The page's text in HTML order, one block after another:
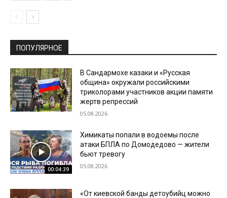
ПОПУЛЯРНОЕ
В Сандармохе казаки и «Русская
община» окружали российскими
триколорами участников акции памяти
жертв репрессий
05.08.2026
00:04:39
Химикаты попали в водоемы после
атаки БПЛА по Домодедово — жители
бьют тревогу
05.08.2026
«От киевской банды детоубийц можно